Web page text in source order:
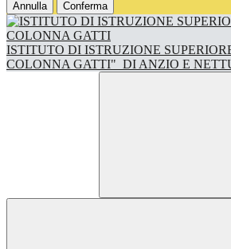
Annulla Conferma
ISTITUTO DI ISTRUZIONE
COLONNA GATTI" DI ANZIO E